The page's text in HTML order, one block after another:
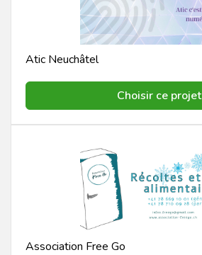
Atic Neuchâtel
Choisir ce projet
Association Free Go